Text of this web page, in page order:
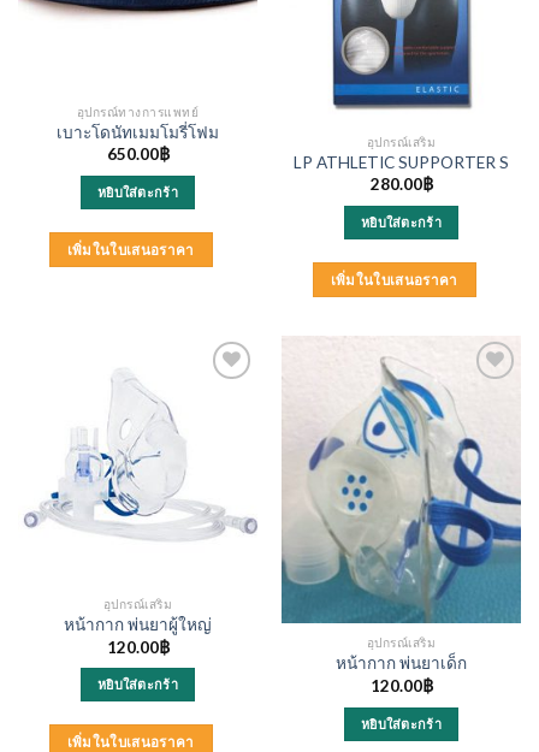
อุปกรณ์ทางการแพทย์
เบาะโดนัทเมมโมรี่โฟม
650.00฿
หยิบใส่ตะกร้า
เพิ่มในใบเสนอราคา
อุปกรณ์เสริม
LP ATHLETIC SUPPORTER S
280.00฿
หยิบใส่ตะกร้า
เพิ่มในใบเสนอราคา
อุปกรณ์เสริม
หน้ากาก พ่นยาผู้ใหญ่
120.00฿
หยิบใส่ตะกร้า
เพิ่มในใบเสนอราคา
อุปกรณ์เสริม
หน้ากาก พ่นยาเด็ก
120.00฿
หยิบใส่ตะกร้า